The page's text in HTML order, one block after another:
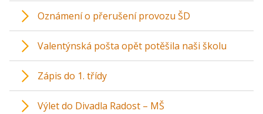
Oznámení o přerušení provozu ŠD
Valentýnská pošta opět potěšila naši školu
Zápis do 1. třídy
Výlet do Divadla Radost – MŠ